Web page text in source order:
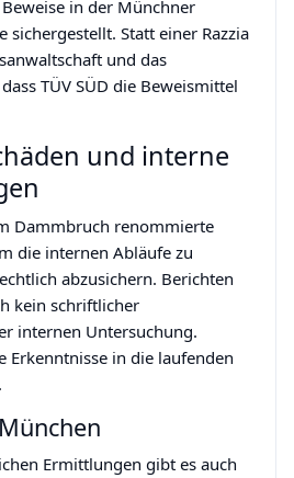
in der Münchner
sichergestellt. Statt einer Razzia
und das
TÜV SÜD die Beweismittel
und interne
Dammbruch renommierte
die internen Abläufe zu
abzusichern. Berichten
kein schriftlicher
internen Untersuchung.
Erkenntnisse in die laufenden
Ermittlungen gibt es auch